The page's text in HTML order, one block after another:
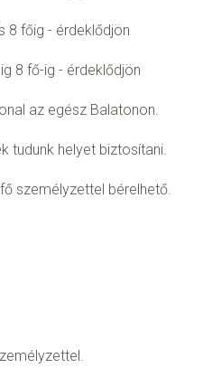
8 főig - érdeklődjön
8 fő-ig - érdeklődjön
az egész Balatonon.
tudunk helyet biztosítani.
személyzettel bérelhető.